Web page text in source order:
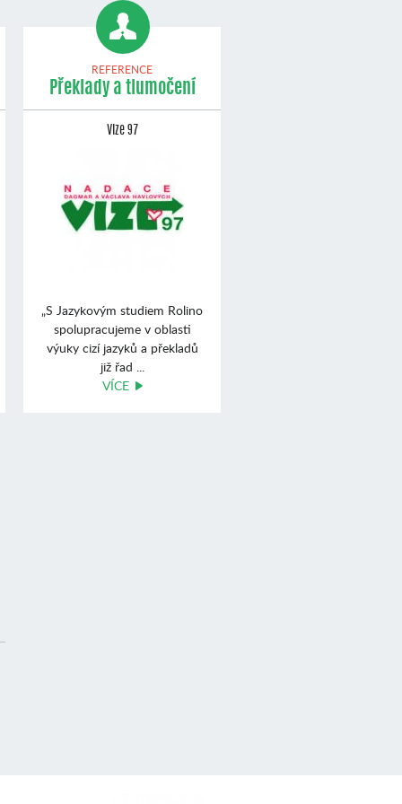
REFERENCE
Překlady a tlumočení
Vize 97
„S Jazykovým studiem Rolino
spolupracujeme v oblasti
výuky cizí jazyků a překladů
již řad ...
VÍCE